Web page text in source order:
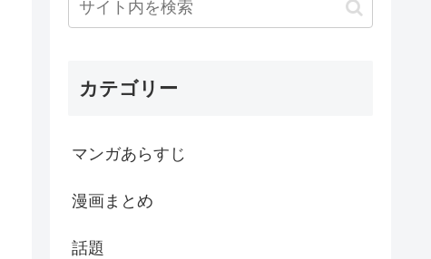
カテゴリー
マンガあらすじ
漫画まとめ
話題